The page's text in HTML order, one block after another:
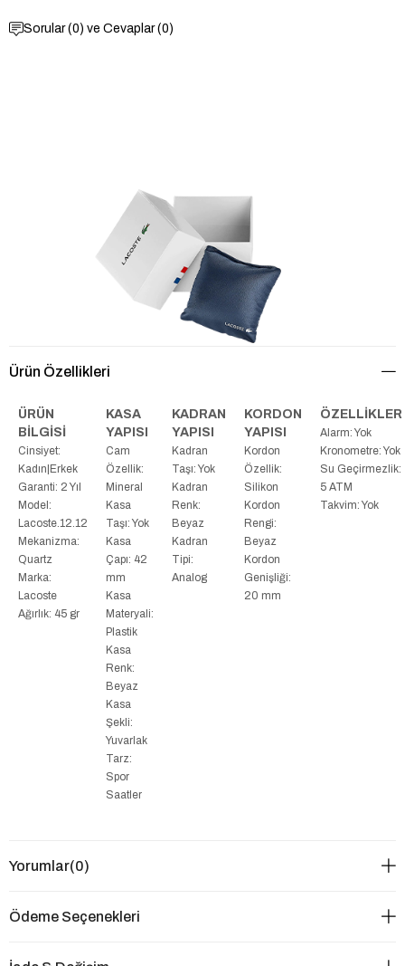
Sorular (0) ve Cevaplar (0)
Ürün Özellikleri
ÜRÜN
BİLGİSİ
Cinsiyet:
Kadın|Erkek
Garanti: 2 Yıl
Model:
Lacoste.12.12
Mekanizma:
Quartz
Marka:
Lacoste
Ağırlık: 45 gr
KASA
YAPISI
Cam
Özellik:
Mineral
Kasa
Taşı: Yok
Kasa
Çapı: 42
mm
Kasa
Materyali:
Plastik
Kasa
Renk:
Beyaz
Kasa
Şekli:
Yuvarlak
Tarz:
Spor
Saatler
KADRAN
YAPISI
Kadran
Taşı: Yok
Kadran
Renk:
Beyaz
Kadran
Tipi:
Analog
KORDON
YAPISI
Kordon
Özellik:
Silikon
Kordon
Rengi:
Beyaz
Kordon
Genişliği:
20 mm
ÖZELLİKLER
Alarm: Yok
Kronometre: Yok
Su Geçirmezlik:
5 ATM
Takvim: Yok
Yorumlar(0)
Ödeme Seçenekleri